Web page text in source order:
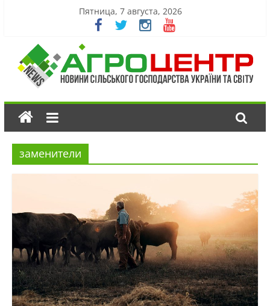
Пятница, 7 августа, 2026
заменители